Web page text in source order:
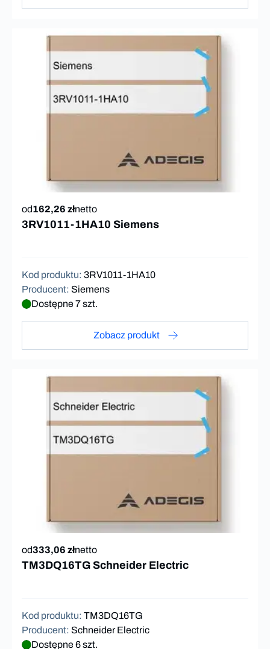
od162,26 złnetto
3RV1011-1HA10 Siemens
Kod produktu: 3RV1011-1HA10
Producent: Siemens
Dostępne 7 szt.
Zobacz produkt
od333,06 złnetto
TM3DQ16TG Schneider Electric
Kod produktu: TM3DQ16TG
Producent: Schneider Electric
Dostępne 6 szt.